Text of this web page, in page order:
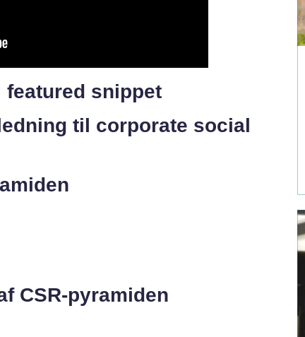
snippet
til corporate social
CSR-pyramiden